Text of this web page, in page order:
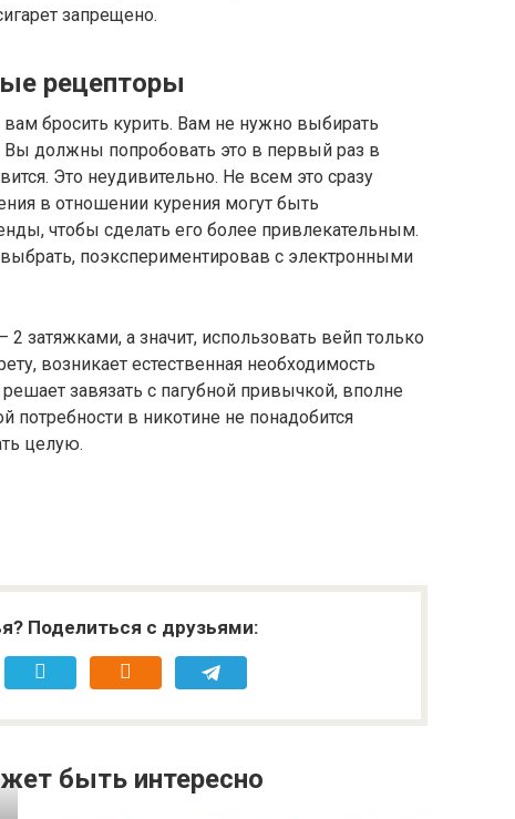
запрещено.
рецепторы
бросить курить. Вам не нужно выбирать
должны попробовать это в первый раз в
Это неудивительно. Не всем это сразу
в отношении курения могут быть
чтобы сделать его более привлекательным.
поэкспериментировав с электронными
затяжками, а значит, использовать вейп только
возникает естественная необходимость
завязать с пагубной привычкой, вполне
в никотине не понадобится
целую.
Поделиться с друзьями:
быть интересно